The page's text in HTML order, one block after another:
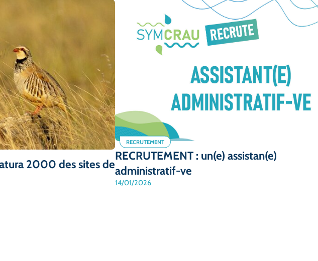
2000 des sites de
RECRUTEMENT
RECRUTEMENT : un(e) assistan(e)
administratif-ve
14/01/2026